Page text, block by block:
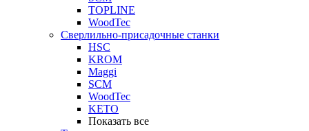
TOPLINE
WoodTec
Сверлильно-присадочные станки
HSC
KROM
Maggi
SCM
WoodTec
KETO
Показать все